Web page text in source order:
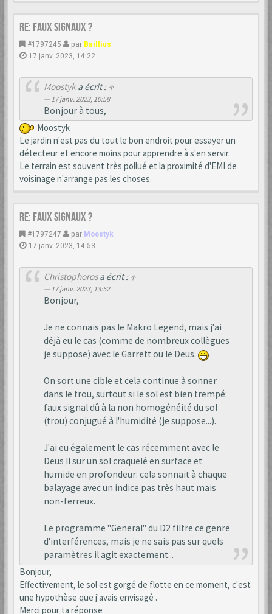
Re: Faux signaux ?
#1797245 par Baillius
17 janv. 2023, 14:22
Moostyka écrit : ↑
17 janv. 2023, 10:58
Bonjour à tous,
Moostyk
Le jardin n'est pas du tout le bon endroit pour essayer un
détecteur et encore moins pour apprendre à s'en servir.
Le terrain est souvent très pollué et la proximité d'EMI de
voisinage n'arrange pas les choses.
Re: Faux signaux ?
#1797247 par Moostyk
17 janv. 2023, 14:53
Christophorosa écrit : ↑
17 janv. 2023, 13:52
Bonjour,
Je ne connais pas le Makro Legend, mais j'ai
déjà eu le cas (comme de nombreux collègues
je suppose) avec le Garrett ou le Deus.
On sort une cible et cela continue à sonner
dans le trou, surtout si le sol est bien trempé:
faux signal dû à la non homogénéité du sol
(trou) conjugué à l'humidité (je suppose...).
J'ai eu également le cas récemment avec le
Deus II sur un sol craquelé en surface et
humide en profondeur: cela sonnait à chaque
balayage avec un indice pas très haut mais
non-ferreux.
Le programme "General" du D2 filtre ce genre
d'interférences, mais je ne sais pas sur quels
paramètres il agit exactement...
Bonjour,
Effectivement, le sol est gorgé de flotte en ce moment, c'est
une hypothèse que j'avais envisagé .
Merci pour ta réponse